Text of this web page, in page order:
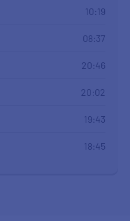
10:19
08:37
20:46
20:02
19:43
18:45